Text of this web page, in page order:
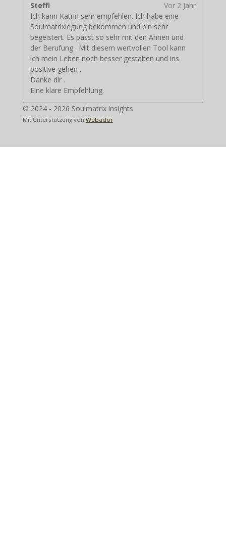
Steffi
Vor 2 Jahr
Ich kann Katrin sehr empfehlen. Ich habe eine
Soulmatrixlegung bekommen und bin sehr
begeistert. Es passt so sehr mit den Ahnen und
der Berufung . Mit diesem wertvollen Tool kann
ich mein Leben noch besser gestalten und ins
positive gehen .
Danke dir .
Eine klare Empfehlung.
© 2024 - 2026 Soulmatrix insights
Mit Unterstützung von Webador